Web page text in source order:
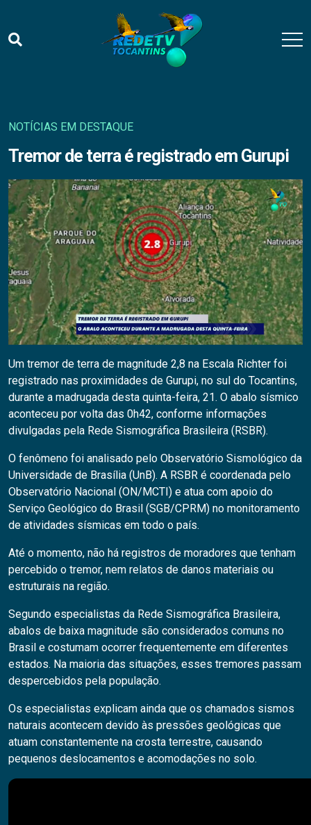
NOTÍCIAS EM DESTAQUE
Tremor de terra é registrado em Gurupi
Um tremor de terra de magnitude 2,8 na Escala Richter foi
registrado nas proximidades de Gurupi, no sul do Tocantins,
durante a madrugada desta quinta-feira, 21. O abalo sísmico
aconteceu por volta das 0h42, conforme informações
divulgadas pela Rede Sismográfica Brasileira (RSBR).
O fenômeno foi analisado pelo Observatório Sismológico da
Universidade de Brasília (UnB). A RSBR é coordenada pelo
Observatório Nacional (ON/MCTI) e atua com apoio do
Serviço Geológico do Brasil (SGB/CPRM) no monitoramento
de atividades sísmicas em todo o país.
Até o momento, não há registros de moradores que tenham
percebido o tremor, nem relatos de danos materiais ou
estruturais na região.
Segundo especialistas da Rede Sismográfica Brasileira,
abalos de baixa magnitude são considerados comuns no
Brasil e costumam ocorrer frequentemente em diferentes
estados. Na maioria das situações, esses tremores passam
despercebidos pela população.
Os especialistas explicam ainda que os chamados sismos
naturais acontecem devido às pressões geológicas que
atuam constantemente na crosta terrestre, causando
pequenos deslocamentos e acomodações no solo.